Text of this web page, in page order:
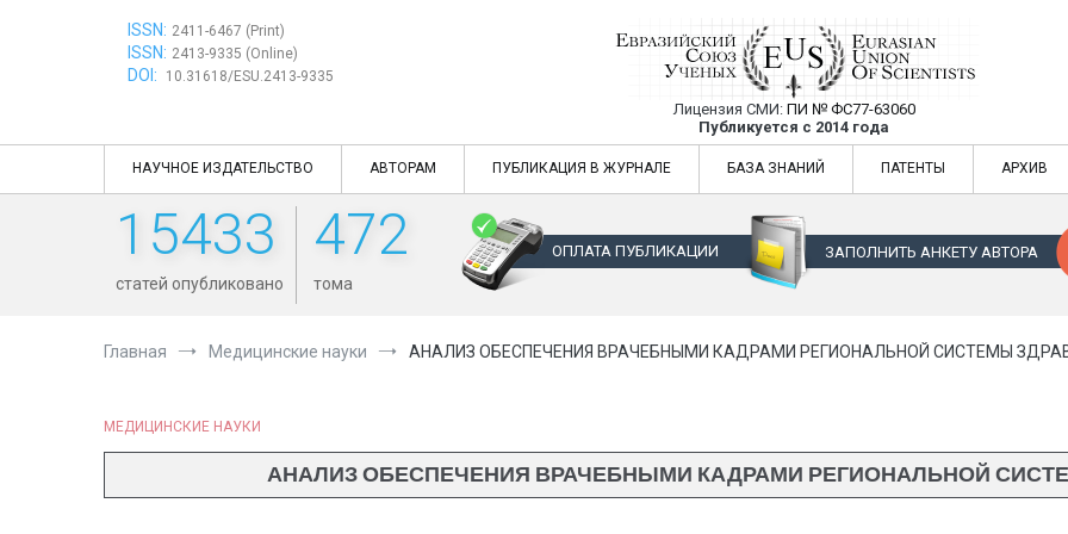
ISSN: 2411-6467 (Print)
ISSN: 2413-9335 (Online)
DOI: 10.31618/ESU.2413-9335
Евразийский Союз Ученых —
Лицензия СМИ: ПИ № ФС77-63060
Публикуется с 2014 года
Евразийский Союз Ученых — публикация научных статей в
НАУЧНОЕ ИЗДАТЕЛЬСТВО АВТОРАМ ПУБЛИКАЦИЯ В ЖУРНАЛЕ БАЗА ЗНАНИЙ ПАТЕНТЫ АРХИВ
15433
статей опубликовано
472
тома
ОПЛАТА ПУБЛИКАЦИИ ЗАПОЛНИТЬ АНКЕТУ АВТОРА
Главная Медицинские науки АНАЛИЗ ОБЕСПЕЧЕНИЯ ВРАЧЕБНЫМИ КАДРАМИ РЕГИОНАЛЬНОЙ СИСТЕМЫ
МЕДИЦИНСКИЕ НАУКИ
АНАЛИЗ ОБЕСПЕЧЕНИЯ ВРАЧЕБНЫМИ КАДРАМИ РЕГИОНАЛЬНОЙ